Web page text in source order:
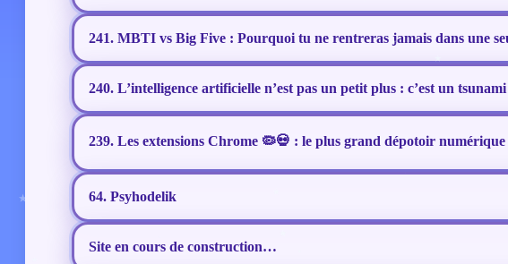
241. MBTI vs Big Five : Pourquoi tu ne rentreras jamais dans une
240. L’intelligence artificielle n’est pas un petit plus : c’est un
239. Les extensions Chrome 🦠💀 : le plus grand dépotoir
64. Psyhodelik
Site en cours de construction…